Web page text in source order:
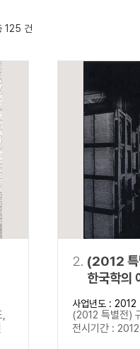
내
AND 정약용
“정조”와 “정약
색
조 OR 정약용 “정조” 또는 “
NOT 정약용
“정조”가 나온
료를 검색
사용할 수 있습니다.
125 건
,
2. (2012 특
한국학의
사업년도 : 2012
(2012 특별전)
전시기간 :